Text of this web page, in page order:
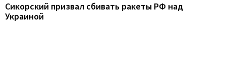
Сикорский призвал сбивать ракеты РФ над
Украиной